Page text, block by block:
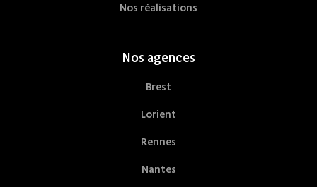
Nos réalisations
Nos agences
Brest
Lorient
Rennes
Nantes